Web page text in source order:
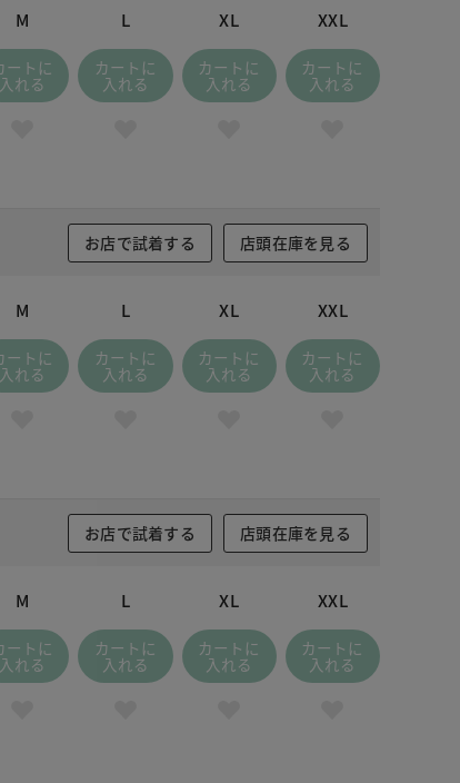
M
ートに
入れる
L
カートに
入れる
XL
カートに
入れる
XXL
カートに
入れる
お店で試着する 店頭在庫を見る
M
ートに
入れる
L
カートに
入れる
XL
カートに
入れる
XXL
カートに
入れる
お店で試着する 店頭在庫を見る
M
ートに
入れる
L
カートに
入れる
XL
カートに
入れる
XXL
カートに
入れる